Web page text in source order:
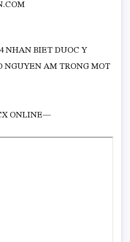
NHAN BIET DUOC Y
NGUYEN AM TRONG MOT
ONLINE—